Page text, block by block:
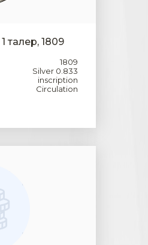
талер, 1809
1809
Silver 0.833
inscription
Circulation